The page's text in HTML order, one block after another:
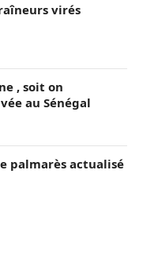
virés
, soit on
au Sénégal
palmarès actualisé